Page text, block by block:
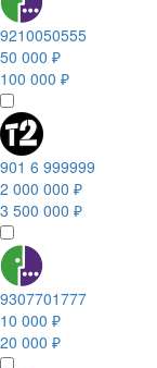
9210050555
50 000 ₽
100 000 ₽
901 6 999999
2 000 000 ₽
3 500 000 ₽
9307701777
10 000 ₽
20 000 ₽